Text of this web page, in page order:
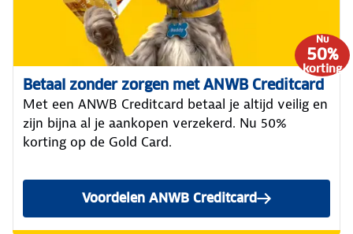
Nu
50%
korting
Betaal zonder zorgen met ANWB Creditcard
Met een ANWB Creditcard betaal je altijd veilig en
zijn bijna al je aankopen verzekerd. Nu 50%
korting op de Gold Card.
Voordelen ANWB Creditcard